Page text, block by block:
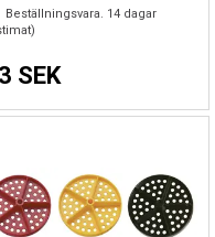
Beställningsvara. 14dagar
SEK